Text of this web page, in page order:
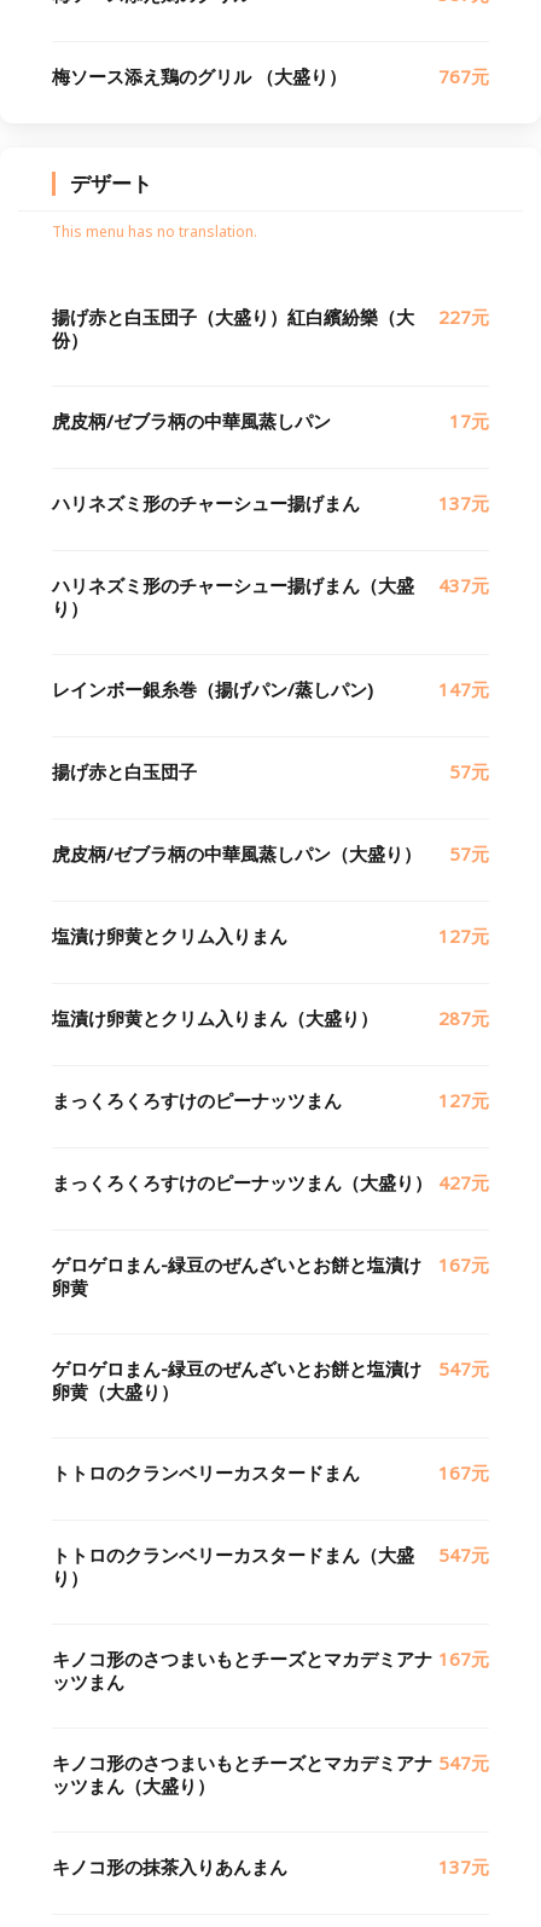
梅ソース添え鶏のグリル （大盛り） 767元
デザート
This menu has no translation.
揚げ赤と白玉団子（大盛り）紅白繽紛樂（大
份）
227元
虎皮柄/ゼブラ柄の中華風蒸しパン 17元
ハリネズミ形のチャーシュー揚げまん 137元
ハリネズミ形のチャーシュー揚げまん（大盛
り）
437元
レインボー銀糸巻（揚げパン/蒸しパン) 147元
揚げ赤と白玉団子 57元
虎皮柄/ゼブラ柄の中華風蒸しパン（大盛り） 57元
塩漬け卵黄とクリム入りまん 127元
塩漬け卵黄とクリム入りまん（大盛り） 287元
まっくろくろすけのピーナッツまん 127元
まっくろくろすけのピーナッツまん（大盛り） 427元
ゲロゲロまん-緑豆のぜんざいとお餅と塩漬け
卵黄
167元
ゲロゲロまん-緑豆のぜんざいとお餅と塩漬け
卵黄（大盛り）
547元
トトロのクランベリーカスタードまん 167元
トトロのクランベリーカスタードまん（大盛
り）
547元
キノコ形のさつまいもとチーズとマカデミアナ
ッツまん
167元
キノコ形のさつまいもとチーズとマカデミアナ
ッツまん（大盛り）
547元
キノコ形の抹茶入りあんまん 137元